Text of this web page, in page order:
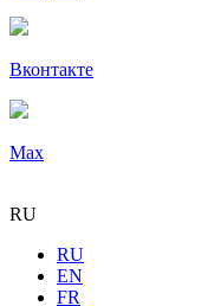
Вконтакте
Max
RU
RU
EN
FR